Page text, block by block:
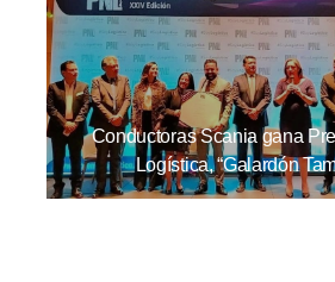
Conductoras Scania gana
Logística, “Galardón